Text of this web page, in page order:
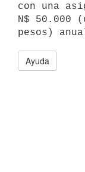
con una
N$ 50.000
Ayuda